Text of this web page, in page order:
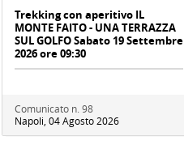
Trekking con aperitivo IL
MONTE FAITO - UNA TERRAZZA
SUL GOLFO Sabato 19 Settembre
2026 ore 09:30
Comunicato n. 98
Napoli, 04 Agosto 2026